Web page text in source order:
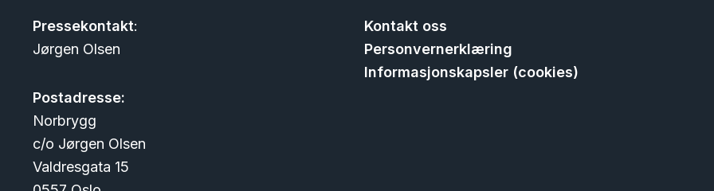
Pressekontakt:
Jørgen Olsen
Postadresse:
Norbrygg
c/o Jørgen Olsen
Valdresgata 15
Kontakt oss
Personvernerklæring
Informasjonskapsler (cookies)